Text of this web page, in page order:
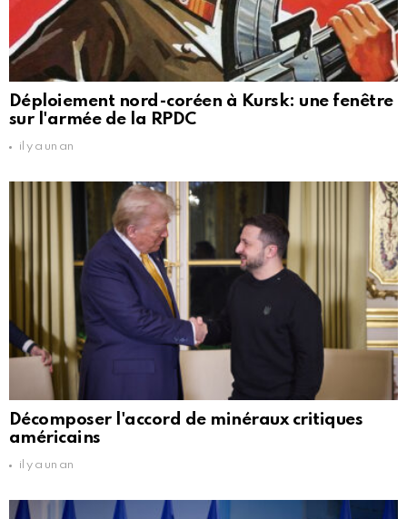
Déploiement nord-coréen à Kursk: une fenêtre
sur l'armée de la RPDC
il y a un an
Décomposer l'accord de minéraux critiques
américains
il y a un an